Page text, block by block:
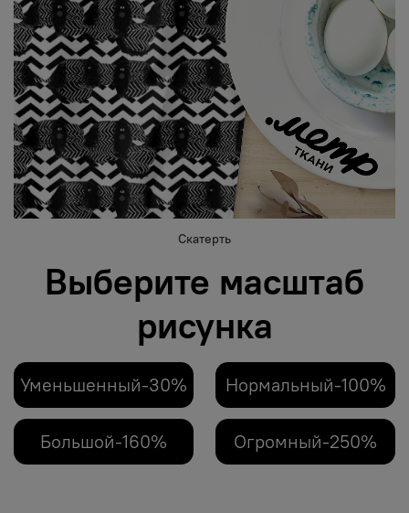
Скатерть
Выберите масштаб
рисунка
Уменьшенный-30% Нормальный-100%
Большой-160% Огромный-250%